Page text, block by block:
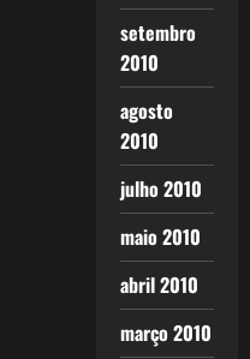
setembro
2010
agosto
2010
julho 2010
maio 2010
abril 2010
março 2010